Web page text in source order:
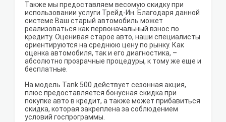
Также мы предоставляем весомую скидку при
использовании услуги Трейд-Ин. Благодаря данной
системе Ваш старый автомобиль может
реализоваться как первоначальный взнос по
кредиту. Оценивая старое авто, наши специалисты
ориентируются на среднюю цену по рынку. Как
оценка автомобиля, так и его диагностика, –
абсолютно прозрачные процедуры, к тому же еще и
бесплатные.
На модель Tank 500 действует сезонная акция,
плюс предоставляется бонусная скидка при
покупке авто в кредит, а также может прибавиться
скидка, которая закреплена за соблюдением
условий госпрограммы.